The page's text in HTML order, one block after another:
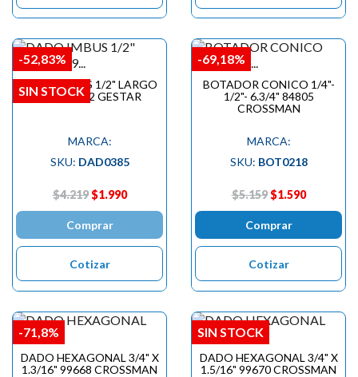
DADO IMBUS 1/2" LARGO
M9 299542 GESTAR
MARCA:
SKU: DAD0385
$4.219 $1.990
Comprar
Cotizar
-52,83%
SIN STOCK
BOTADOR CONICO 1/4"-
1/2"- 6.3/4" 84805
CROSSMAN
MARCA:
SKU: BOT0218
$5.159 $1.590
Comprar
Cotizar
-69,18%
DADO HEXAGONAL 3/4" X
1.3/16" 99668 CROSSMAN
-71,8%
DADO HEXAGONAL 3/4" X
1.5/16" 99670 CROSSMAN
SIN STOCK